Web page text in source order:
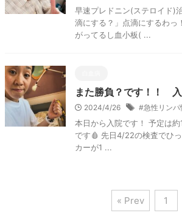
早速プレドニン(ステロイド)
滴にする？」点滴にするわ
がってるし血小板( ...
また勝負？です！！
2024/4/26 #急性リンパ
本日から入院です！ 予定は
です🩸 先日4/22の検査でひ
カーが1 ...
« Prev 1